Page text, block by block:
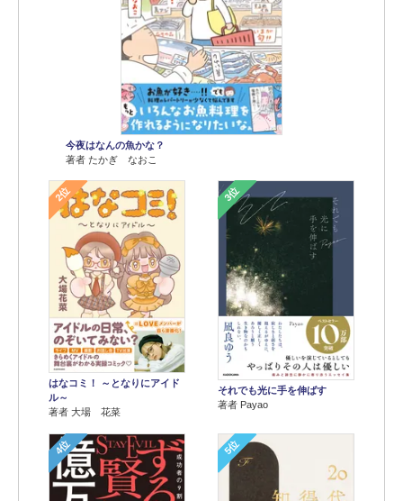
今夜はなんの魚かな？
著者 たかぎ なおこ
2位
はなコミ！ ～となりにアイド
ル～
著者 大場 花菜
3位
それでも光に手を伸ばす
著者 Payao
4位 5位